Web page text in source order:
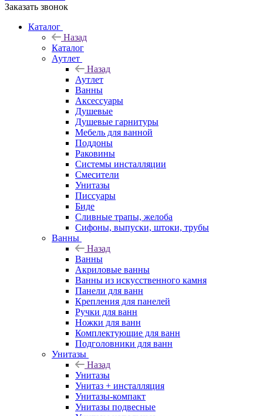
Заказать звонок
Каталог
Назад
Каталог
Аутлет
Назад
Аутлет
Ванны
Аксессуары
Душевые
Душевые гарнитуры
Мебель для ванной
Поддоны
Раковины
Системы инсталляции
Смесители
Унитазы
Писсуары
Биде
Сливные трапы, желоба
Сифоны, выпуски, штоки, трубы
Ванны
Назад
Ванны
Акриловые ванны
Ванны из искусственного камня
Панели для ванн
Крепления для панелей
Ручки для ванн
Ножки для ванн
Комплектующие для ванн
Подголовники для ванн
Унитазы
Назад
Унитазы
Унитаз + инсталляция
Унитазы-компакт
Унитазы подвесные